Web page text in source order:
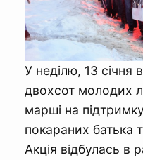
У неділю, 13 січня
двохсот молодих
марші на
покараних батька
Акція відбулась в